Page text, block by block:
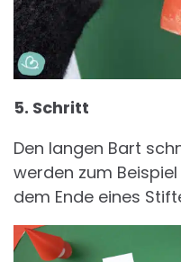
5. Schritt
Den langen Bart
werden zum
dem Ende eines